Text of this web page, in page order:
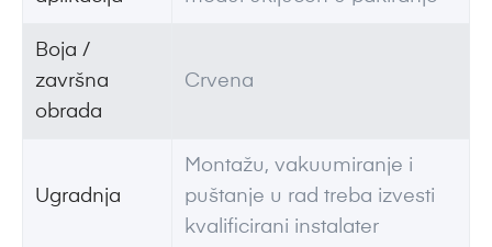
Boja /
završna
obrada
Crvena
Ugradnja
Montažu, vakuumiranje i
puštanje u rad treba izvesti
kvalificirani instalater